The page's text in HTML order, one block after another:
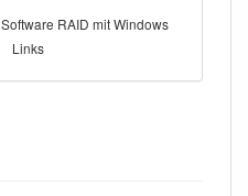
Software RAID mit Windows
Links